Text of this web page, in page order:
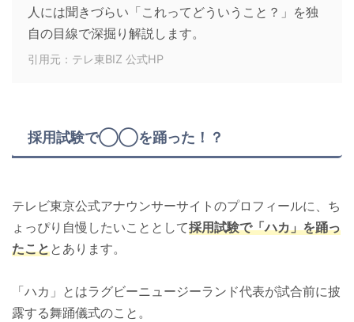
人には聞きづらい「これってどういうこと？」を独
自の目線で深掘り解説します。
引用元：テレ東BIZ 公式HP
採用試験で◯◯を踊った！？
テレビ東京公式アナウンサーサイトのプロフィールに、ち
ょっぴり自慢したいこととして採用試験で「ハカ」を踊っ
たこととあります。
「ハカ」とはラグビーニュージーランド代表が試合前に披
露する舞踊儀式のこと。